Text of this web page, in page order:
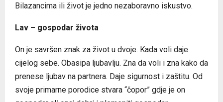
Bilazancima ili život je jedno nezaboravno iskustvo.
Lav – gospodar života
On je savršen znak za život u dvoje. Kada voli daje
cijelog sebe. Obasipa ljubavlju. Zna da voli i zna kako da
prenese ljubav na partnera. Daje sigurnost i zaštitu. Od
svoje primarne porodice stvara “čopor” gdje je on